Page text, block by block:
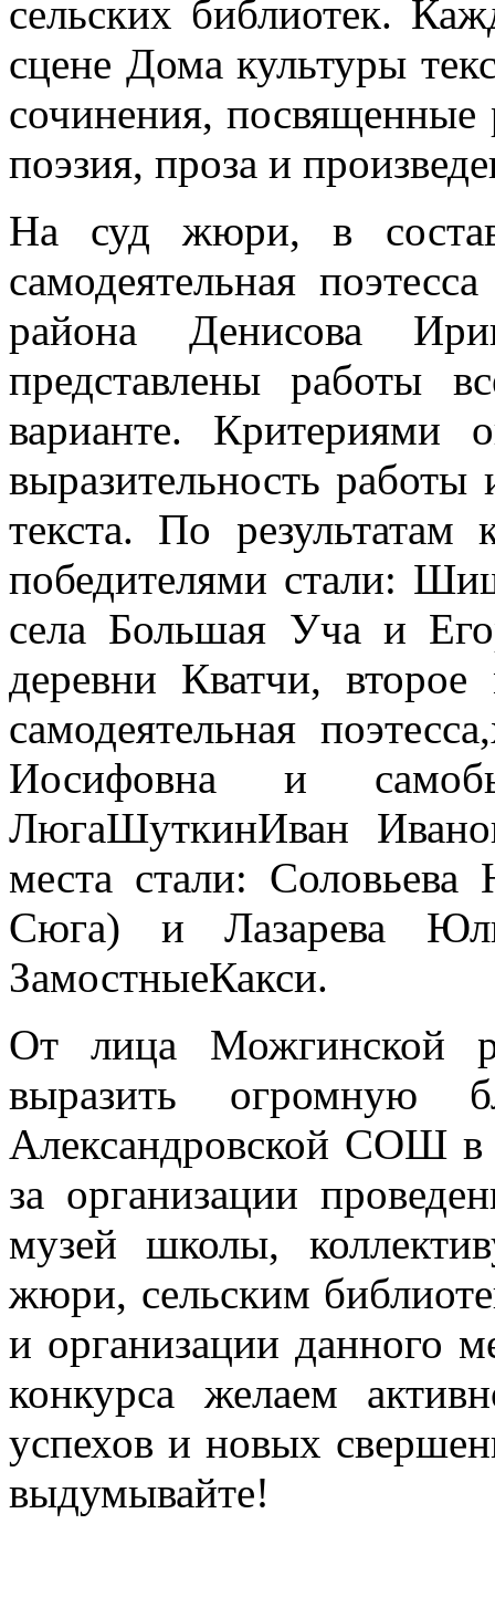
сельских библиотек.
сцене Дома культуры
сочинения,
поэзия, проза и
На суд жюри, в
самодеятельная
района Денисова
представлены работы
варианте. Критериями
выразительность
текста. По результатам
победителями стали:
села Большая Уча и
деревни Кватчи,
самодеятельная
Иосифовна и
ЛюгаШуткинИван
места стали:
Сюга) и Лазарева
ЗамостныеКакси.
От лица Можгинской
выразить огромную
Александровской СОШ
за организации
музей школы,
жюри, сельским
и организации данного
конкурса желаем
успехов и новых
выдумывайте!